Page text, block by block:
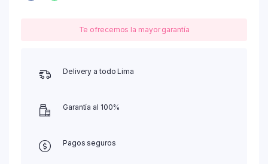
Te ofrecemos la mayor garantía
Delivery a todo Lima
Garantía al 100%
Pagos seguros